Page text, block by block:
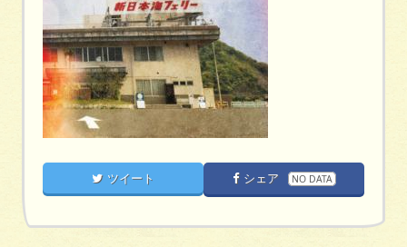
ツイート シェア NO DATA